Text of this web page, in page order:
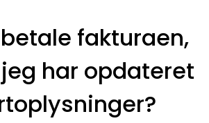
fakturaen,
har opdateret